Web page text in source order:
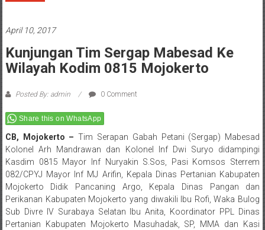
Kunjungan Tim Sergap Mabesad Ke
Wilayah Kodim 0815 Mojokerto
Posted By: admin 0 Comment
Share this on WhatsApp
CB, Mojokerto –Tim Serapan Gabah Petani (Sergap) Mabesad
Kolonel Arh Mandrawan dan Kolonel Inf Dwi Suryo didampingi
Kasdim 0815 Mayor Inf Nuryakin S.Sos, Pasi Komsos Sterrem
082/CPYJ Mayor Inf MJ Arifin, Kepala Dinas Pertanian Kabupaten
Mojokerto Didik Pancaning Argo, Kepala Dinas Pangan dan
Perikanan Kabupaten Mojokerto yang diwakili Ibu Rofi, Waka Bulog
Sub Divre IV Surabaya Selatan Ibu Anita, Koordinator PPL Dinas
Pertanian Kabupaten Mojokerto Masuhadak, SP, MMA dan Kasi
Produksi Tanaman Pangan dan Hortikultura Dinas Pertanian
Kabupaten Mojokerto Sdri. Wastutuk Muryati meninjau langsung ke